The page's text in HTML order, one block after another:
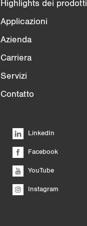
Highlights dei prodotti
Applicazioni
Azienda
Carriera
Servizi
Contatto
LinkedIn
Facebook
YouTube
Instagram